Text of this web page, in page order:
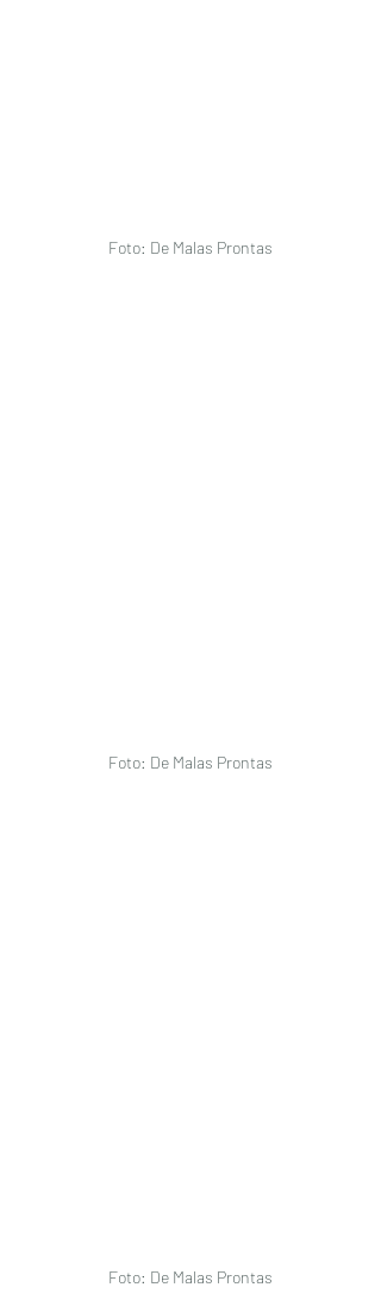
Foto: De Malas Prontas
Foto: De Malas Prontas
Foto: De Malas Prontas